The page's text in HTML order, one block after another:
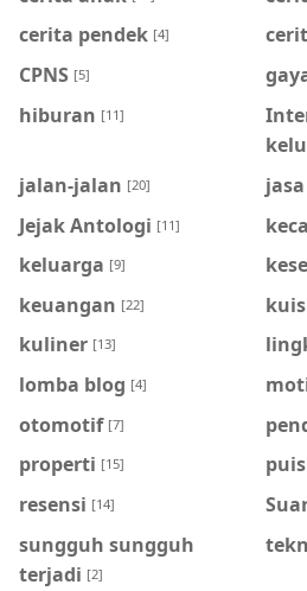
cerita pendek [4]
CPNS [5]
hiburan [11]
jalan-jalan [20]
Jejak Antologi [11]
keluarga [9]
keuangan [22]
kuliner [13]
lomba blog [4]
otomotif [7]
properti [15]
resensi [14]
sungguh sungguh
terjadi [2]